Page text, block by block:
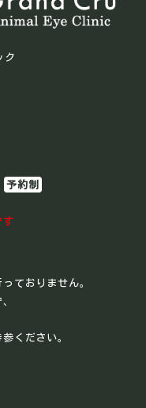
ク
予約制
す
ておりません。
ください。